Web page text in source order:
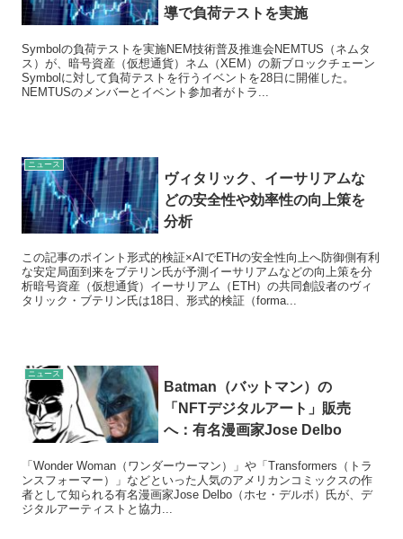
導で負荷テストを実施
Symbolの負荷テストを実施NEM技術普及推進会NEMTUS（ネムタ
ス）が、暗号資産（仮想通貨）ネム（XEM）の新ブロックチェーン
Symbolに対して負荷テストを行うイベントを28日に開催した。
NEMTUSのメンバーとイベント参加者がトラ...
ニュース
ヴィタリック、イーサリアムな
どの安全性や効率性の向上策を
分析
この記事のポイント形式的検証×AIでETHの安全性向上へ防御側有利
な安定局面到来をブテリン氏が予測イーサリアムなどの向上策を分
析暗号資産（仮想通貨）イーサリアム（ETH）の共同創設者のヴィ
タリック・ブテリン氏は18日、形式的検証（forma...
ニュース
Batman（バットマン）の
「NFTデジタルアート」販売
へ：有名漫画家Jose Delbo
「Wonder Woman（ワンダーウーマン）」や「Transformers（トラ
ンスフォーマー）」などといった人気のアメリカンコミックスの作
者として知られる有名漫画家Jose Delbo（ホセ・デルボ）氏が、デ
ジタルアーティストと協力...